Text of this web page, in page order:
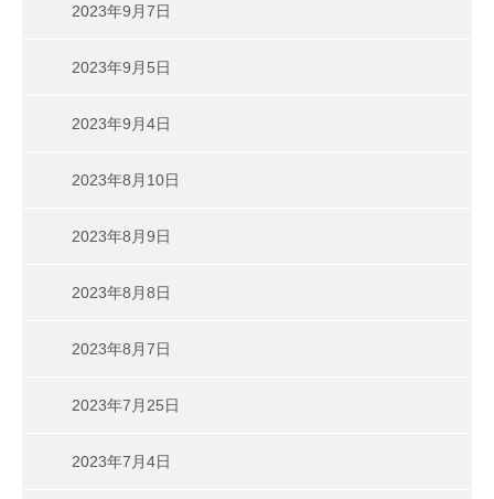
2023年9月7日
2023年9月5日
2023年9月4日
2023年8月10日
2023年8月9日
2023年8月8日
2023年8月7日
2023年7月25日
2023年7月4日